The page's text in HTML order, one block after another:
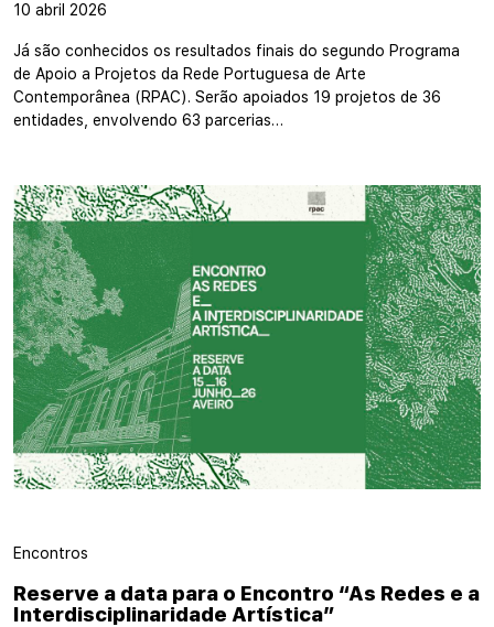
10 abril 2026
Já são conhecidos os resultados finais do segundo Programa
de Apoio a Projetos da Rede Portuguesa de Arte
Contemporânea (RPAC). Serão apoiados 19 projetos de 36
entidades, envolvendo 63 parcerias…
Encontros
Reserve a data para o Encontro “As Redes e a
Interdisciplinaridade Artística”